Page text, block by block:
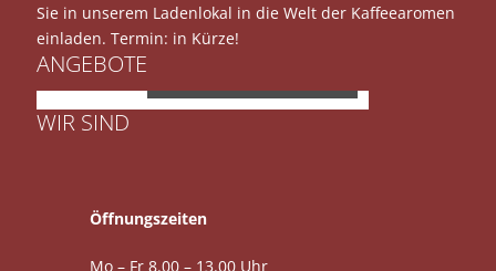
Sie in unserem Ladenlokal in die Welt der Kaffeearomen
einladen. Termin: in Kürze!
ANGEBOTE
WIR SIND
Öffnungszeiten
Mo – Fr 8.00 – 13.00 Uhr